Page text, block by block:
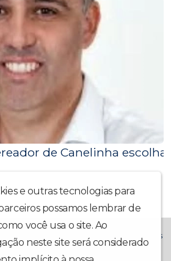
de Canelinha
e outras tecnologias para
possamos lembrar de
você usa o site. Ao
neste site será considerado
trazendo muito mais alegria! Temos
trazer também: Notícias Locais,
Participação da Comunidade e Boa